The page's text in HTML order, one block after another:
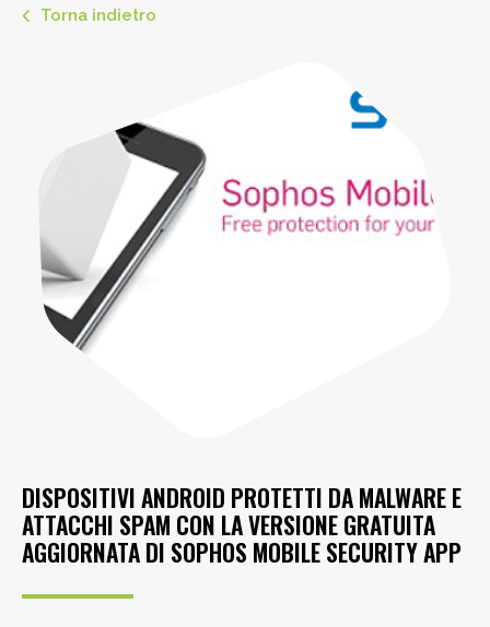
Torna indietro
DISPOSITIVI ANDROID PROTETTI DA MALWARE E
ATTACCHI SPAM CON LA VERSIONE GRATUITA
AGGIORNATA DI SOPHOS MOBILE SECURITY APP